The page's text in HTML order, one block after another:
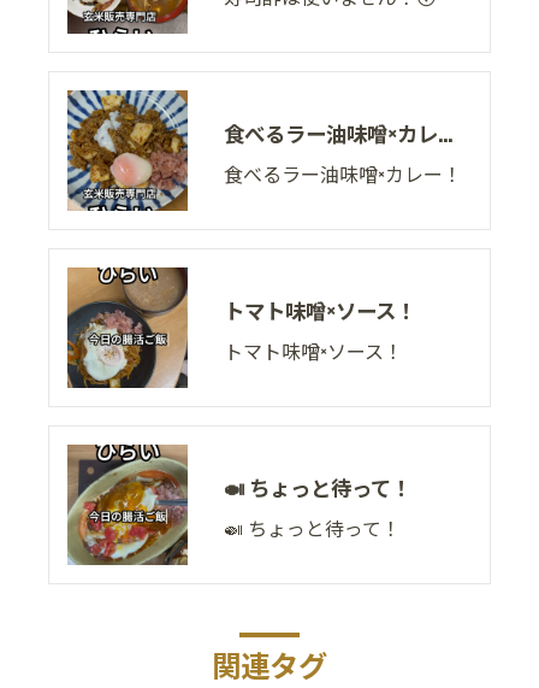
食べるラー油味噌×カレー！
食べるラー油味噌×カレー！
トマト味噌×ソース！
トマト味噌×ソース！
🍛 ちょっと待って！
🍛 ちょっと待って！
関連タグ